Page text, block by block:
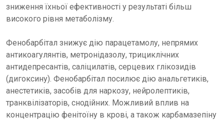
зниження їхньої ефективності у результаті більш
високого рівня метаболізму.
Фенобарбітал знижує дію парацетамолу, непрямих
антикоагулянтів, метронідазолу, трициклічних
антидепресантів, саліцилатів, серцевих глікозидів
(дигоксину). Фенобарбітал посилює дію анальгетиків,
анестетиків, засобів для наркозу, нейролептиків,
транквілізаторів, снодійних. Можливий вплив на
концентрацію фенітоїну в крові, а також карбамазепіну